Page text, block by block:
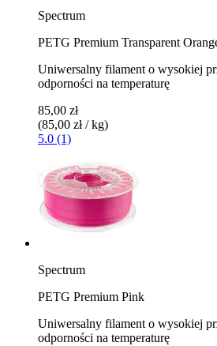
Spectrum
PETG Premium Transparent
Uniwersalny filament o wysokiej
odporności na temperaturę
85,00 zł
(85,00 zł / kg)
5.0 (1)
Spectrum
PETG Premium Pink
Uniwersalny filament o wysokiej
odporności na temperaturę